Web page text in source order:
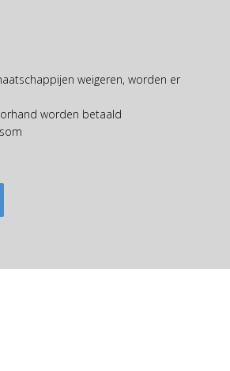
weigeren, worden er
worden betaald